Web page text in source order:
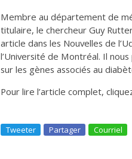
Membre au département de
titulaire, le chercheur Guy
article dans les Nouvelles de
l’Université de Montréal. Il
sur les gènes associés au
Pour lire l’article complet,
Tweeter Partager Courriel